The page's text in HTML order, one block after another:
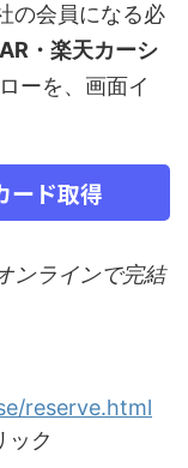
の会員になる必
・楽天カーシ
ーを、画面イ
ード取得
ンラインで完結
reserve.html
ック